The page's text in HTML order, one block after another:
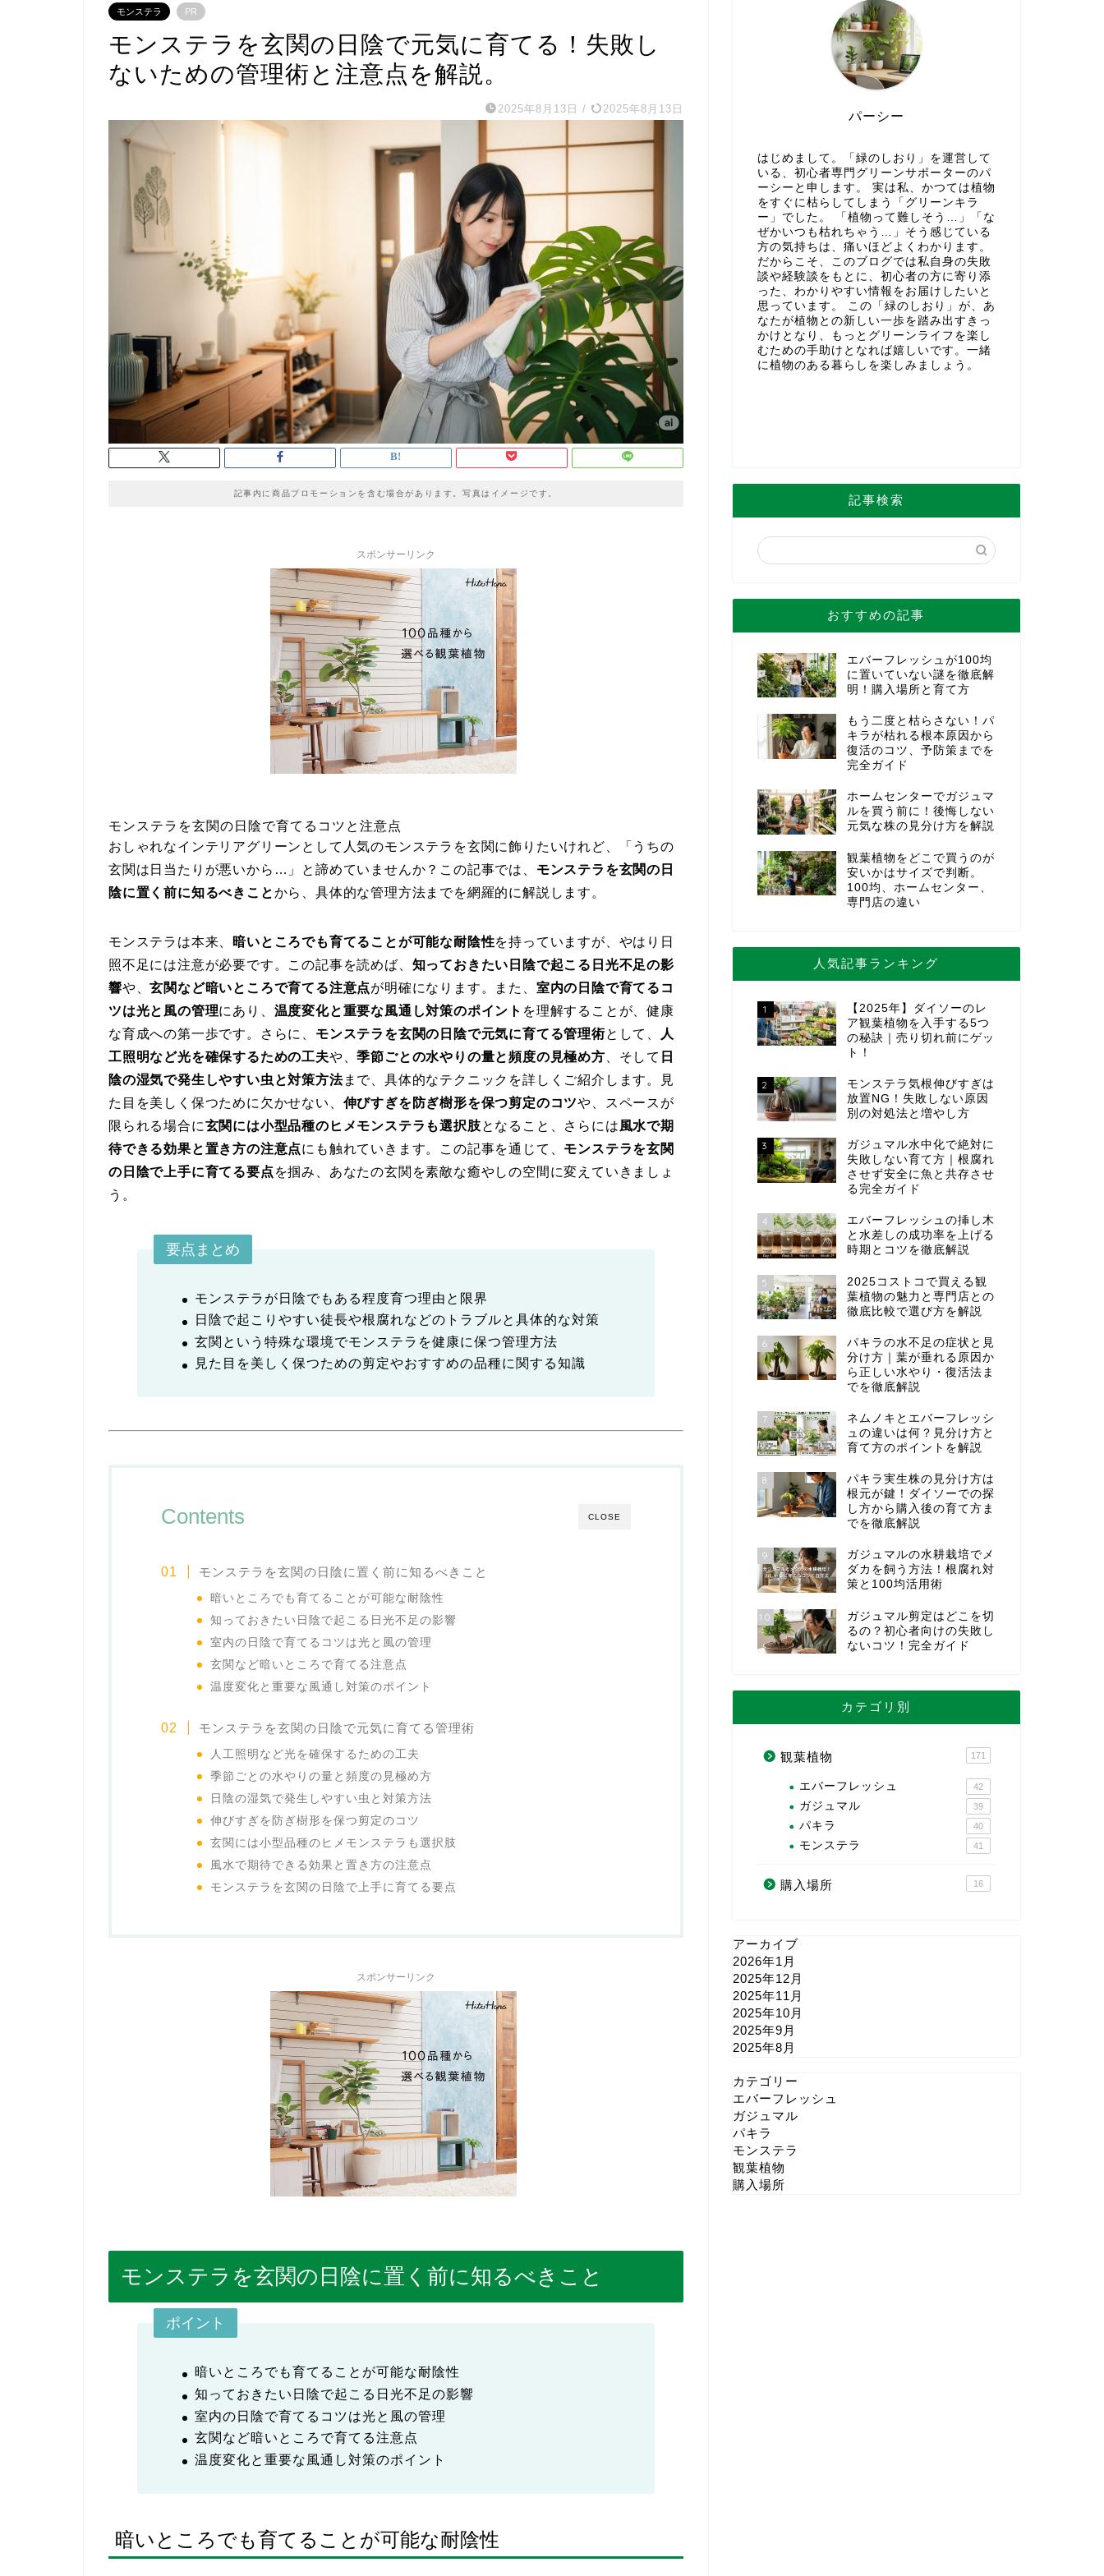
モンステラ PR
モンステラを玄関の日陰で元気に育てる！失敗し
ないための管理術と注意点を解説。
2025年8月13日 / 2025年8月13日
記事内に商品プロモーションを含む場合があります。写真はイメージです。
スポンサーリンク
モンステラを玄関の日陰で育てるコツと注意点
おしゃれなインテリアグリーンとして人気のモンステラを玄関に飾りたいけれど、「うちの
玄関は日当たりが悪いから…」と諦めていませんか？この記事では、 モンステラを玄関の日
陰に置く前に知るべきことから、具体的な管理方法までを網羅的に解説します。
モンステラは本来、 暗いところでも育てることが可能な耐陰性を持っていますが、やはり日
照不足には注意が必要です。この記事を読めば、 知っておきたい日陰で起こる日光不足の影
響や、玄関など暗いところで育てる注意点が明確になります。また、 室内の日陰で育てるコ
ツは光と風の管理にあり、 温度変化と重要な風通し対策のポイント を理解することが、健康
な育成への第一歩です。さらに、 モンステラを玄関の日陰で元気に育てる管理術として、
人
工照明など光を確保するための工夫や、季節ごとの水やりの量と頻度の見極め方 、そして 日
陰の湿気で発生しやすい虫と対策方法まで、具体的なテクニックを詳しくご紹介します。見
た目を美しく保つために欠かせない、 伸びすぎを防ぎ樹形を保つ剪定のコツや、スペースが
限られる場合に玄関には小型品種のヒメモンステラも選択肢となること、さらには風水で期
待できる効果と置き方の注意点にも触れていきます。この記事を通じて、 モンステラを玄関
の日陰で上手に育てる要点 を掴み、あなたの玄関を素敵な癒やしの空間に変えていきましょ
う。
要点まとめ
モンステラが日陰でもある程度育つ理由と限界
日陰で起こりやすい徒長や根腐れなどのトラブルと具体的な対策
玄関という特殊な環境でモンステラを健康に保つ管理方法
見た目を美しく保つための剪定やおすすめの品種に関する知識
CLOSE
Contents
モンステラを玄関の日陰に置く前に知るべきこと
暗いところでも育てることが可能な耐陰性
知っておきたい日陰で起こる日光不足の影響
室内の日陰で育てるコツは光と風の管理
玄関など暗いところで育てる注意点
温度変化と重要な風通し対策のポイント
モンステラを玄関の日陰で元気に育てる管理術
人工照明など光を確保するための工夫
季節ごとの水やりの量と頻度の見極め方
日陰の湿気で発生しやすい虫と対策方法
伸びすぎを防ぎ樹形を保つ剪定のコツ
玄関には小型品種のヒメモンステラも選択肢
風水で期待できる効果と置き方の注意点
モンステラを玄関の日陰で上手に育てる要点
スポンサーリンク
モンステラを玄関の日陰に置く前に知るべきこと
ポイント
暗いところでも育てることが可能な耐陰性
知っておきたい日陰で起こる日光不足の影響
室内の日陰で育てるコツは光と風の管理
玄関など暗いところで育てる注意点
温度変化と重要な風通し対策のポイント
暗いところでも育てることが可能な耐陰性
パーシー
はじめまして。「緑のしおり」を運営して
いる、初心者専門グリーンサポーターのパ
ーシーと申します。 実は私、かつては植物
をすぐに枯らしてしまう「グリーンキラ
ー」でした。 「植物って難しそう…」「な
ぜかいつも枯れちゃう…」そう感じている
方の気持ちは、痛いほどよくわかります。
だからこそ、このブログでは私自身の失敗
談や経験談をもとに、初心者の方に寄り添
った、わかりやすい情報をお届けしたいと
思っています。 この「緑のしおり」が、あ
なたが植物との新しい一歩を踏み出すきっ
かけとなり、もっとグリーンライフを楽し
むための手助けとなれば嬉しいです。一緒
に植物のある暮らしを楽しみましょう。
記事検索
おすすめの記事
エバーフレッシュが100均
に置いていない謎を徹底解
明！購入場所と育て方
もう二度と枯らさない！パ
キラが枯れる根本原因から
復活のコツ、予防策までを
完全ガイド
ホームセンターでガジュマ
ルを買う前に！後悔しない
元気な株の見分け方を解説
観葉植物をどこで買うのが
安いかはサイズで判断。
100均、ホームセンター、
専門店の違い
人気記事ランキング
1
【2025年】ダイソーのレ
ア観葉植物を入手する5つ
の秘訣｜売り切れ前にゲッ
ト！
2
モンステラ気根伸びすぎは
放置NG！失敗しない原因
別の対処法と増やし方
3
ガジュマル水中化で絶対に
失敗しない育て方｜根腐れ
させず安全に魚と共存させ
る完全ガイド
4
エバーフレッシュの挿し木
と水差しの成功率を上げる
時期とコツを徹底解説
5
2025コストコで買える観
葉植物の魅力と専門店との
徹底比較で選び方を解説
6
パキラの水不足の症状と見
分け方｜葉が垂れる原因か
ら正しい水やり・復活法ま
でを徹底解説
7
ネムノキとエバーフレッシ
ュの違いは何？見分け方と
育て方のポイントを解説
8
パキラ実生株の見分け方は
根元が鍵！ダイソーでの探
し方から購入後の育て方ま
でを徹底解説
9
ガジュマルの水耕栽培でメ
ダカを飼う方法！根腐れ対
策と100均活用術
10
ガジュマル剪定はどこを切
るの？初心者向けの失敗し
ないコツ！完全ガイド
カテゴリ別
観葉植物 171
エバーフレッシュ 42
ガジュマル 39
パキラ 40
モンステラ 41
購入場所 16
アーカイブ
2026年1月
2025年12月
2025年11月
2025年10月
2025年9月
2025年8月
カテゴリー
エバーフレッシュ
ガジュマル
パキラ
モンステラ
観葉植物
購入場所